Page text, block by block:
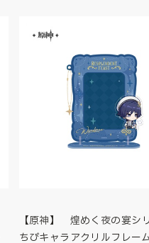
【原神】 煌めく夜の宴
ちびキャラアクリルフレ